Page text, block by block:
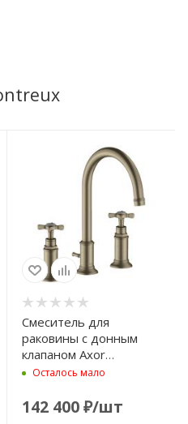
Смеситель для
раковины с донным
клапаном Axor
Montreux 16513820
Осталось мало
142 400₽/шт